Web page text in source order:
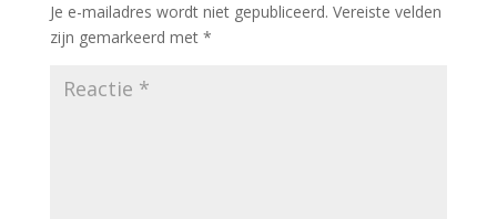
Je e-mailadres wordt niet gepubliceerd. Vereiste velden
zijn gemarkeerd met *